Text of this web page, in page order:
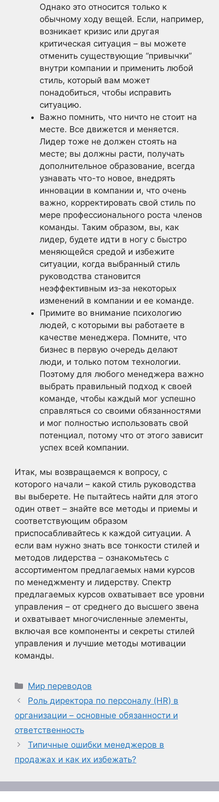
Однако это относится только к
обычному ходу вещей. Если, например,
возникает кризис или другая
критическая ситуация – вы можете
отменить существующие “привычки”
внутри компании и применить любой
стиль, который вам может
понадобиться, чтобы исправить
ситуацию.
Важно помнить, что ничто не стоит на
месте. Все движется и меняется.
Лидер тоже не должен стоять на
месте; вы должны расти, получать
дополнительное образование, всегда
узнавать что-то новое, внедрять
инновации в компании и, что очень
важно, корректировать свой стиль по
мере профессионального роста членов
команды. Таким образом, вы, как
лидер, будете идти в ногу с быстро
меняющейся средой и избежите
ситуации, когда выбранный стиль
руководства становится
неэффективным из-за некоторых
изменений в компании и ее команде.
Примите во внимание психологию
людей, с которыми вы работаете в
качестве менеджера. Помните, что
бизнес в первую очередь делают
люди, и только потом технологии.
Поэтому для любого менеджера важно
выбрать правильный подход к своей
команде, чтобы каждый мог успешно
справляться со своими обязанностями
и мог полностью использовать свой
потенциал, потому что от этого зависит
успех всей компании.
Итак, мы возвращаемся к вопросу, с
которого начали – какой стиль руководства
вы выберете. Не пытайтесь найти для этого
один ответ – знайте все методы и приемы и
соответствующим образом
приспосабливайтесь к каждой ситуации. А
если вам нужно знать все тонкости стилей и
методов лидерства – ознакомьтесь с
ассортиментом предлагаемых нами курсов
по менеджменту и лидерству. Спектр
предлагаемых курсов охватывает все уровни
управления – от среднего до высшего звена
и охватывает многочисленные элементы,
включая все компоненты и секреты стилей
управления и лучшие методы мотивации
команды.
Рубрики
Мир переводов
Роль директора по персоналу (HR) в
организации – основные обязанности и
ответственность
Типичные ошибки менеджеров в
продажах и как их избежать?